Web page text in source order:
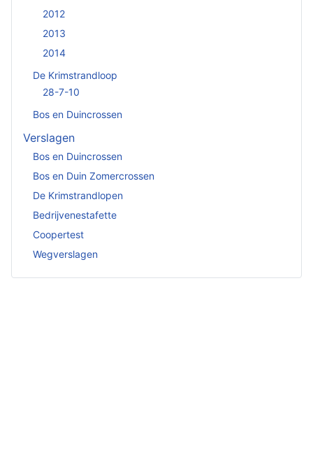
2012
2013
2014
De Krimstrandloop
28-7-10
Bos en Duincrossen
Verslagen
Bos en Duincrossen
Bos en Duin Zomercrossen
De Krimstrandlopen
Bedrijvenestafette
Coopertest
Wegverslagen